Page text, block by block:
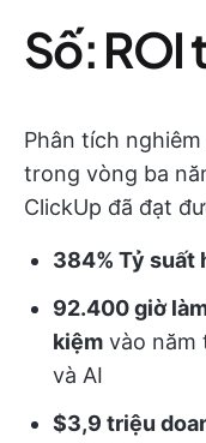
Số: ROI
Phân tích
trong vòng ba
ClickUp đã đạt
384% Tỷ suất
92.400 giờ
kiệm vào năm
và AI
$3,9 triệu